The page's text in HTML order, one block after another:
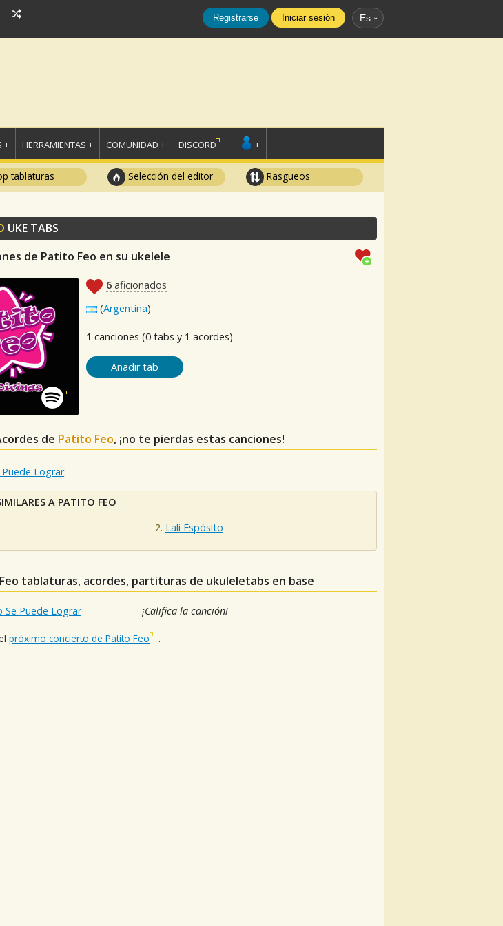
Registrarse Iniciar sesión Es
+ HERRAMIENTAS + COMUNIDAD + DISCORD +
tablaturas Selección del editor Rasgueos
UKE TABS
de Patito Feo en su ukelele
6 aficionados
(Argentina)
1 canciones (0 tabs y 1 acordes)
Añadir tab
de Patito Feo, ¡no te pierdas estas canciones!
Lograr
A PATITO FEO
Lali Espósito
tablaturas, acordes, partituras de ukuleletabs en base
Se Puede Lograr ¡Califica la canción!
próximo concierto de Patito Feo .